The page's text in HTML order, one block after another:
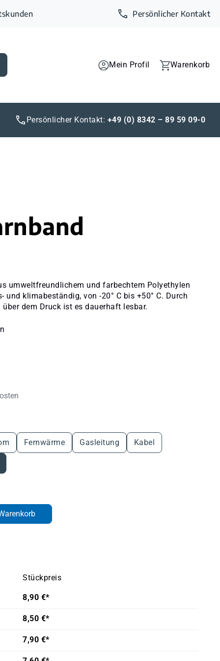
Persönlicher Kontakt
Mein Profil Warenkorb
Persönlicher Kontakt: +49 (0) 8342 – 89 59 09-0
umweltfreundlichem und farbechtem Polyethylen
und klimabeständig, von -20° C bis +50° C. Durch
dem Druck ist es dauerhaft lesbar.
Fernwärme Gasleitung Kabel
gewünschten Wert ein oder
Stückpreis
8,90 €*
8,50 €*
7,90 €*